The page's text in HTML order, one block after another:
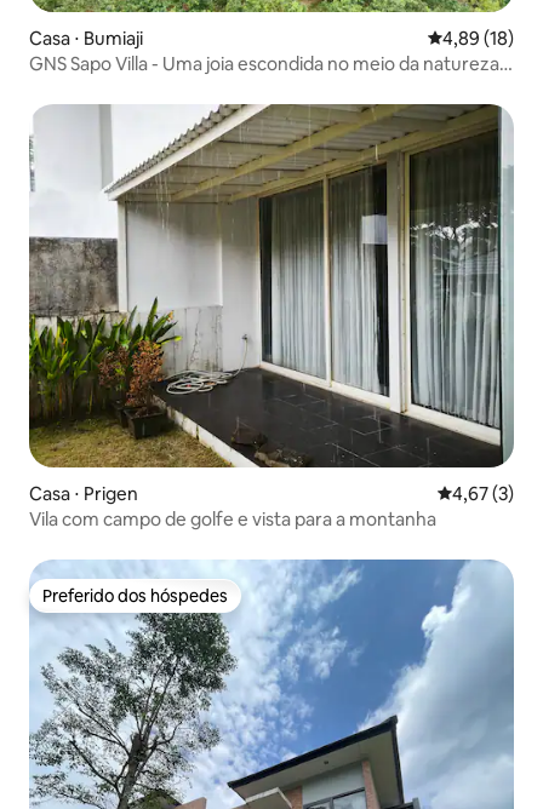
Casa ⋅ Bumiaji 4,89 de uma
4,89 (18)
GNS Sapo Villa - Uma joia escondida no meio da natureza
Casa ⋅ Prigen 4,67 de
4,67 (3)
Vila com campo de golfe e vista para a montanha
Preferido dos hóspedes
Preferido dos hóspedes